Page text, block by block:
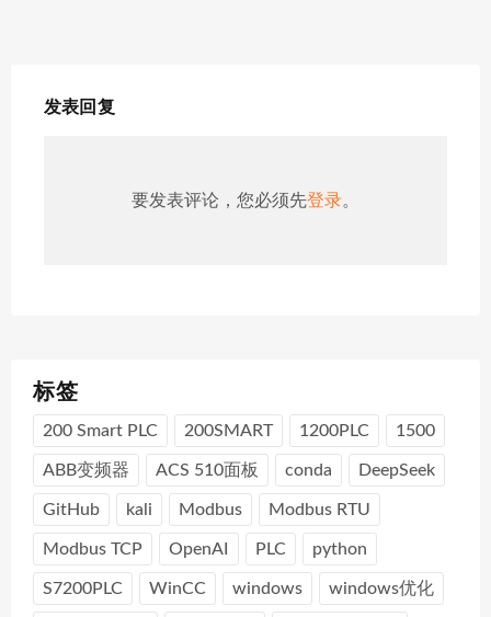
发表回复
要发表评论，您必须先登录。
标签
200 Smart PLC 200SMART 1200PLC 1500
ABB变频器 ACS 510面板 conda DeepSeek
GitHub kali Modbus Modbus RTU
Modbus TCP OpenAI PLC python
S7200PLC WinCC windows windows优化